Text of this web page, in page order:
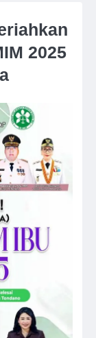
2025